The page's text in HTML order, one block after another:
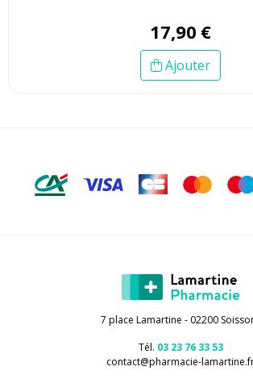
17,90 €
Ajouter
7 place Lamartine - 02200
Tél. 03 23 76 33 53
contact@pharmacie-